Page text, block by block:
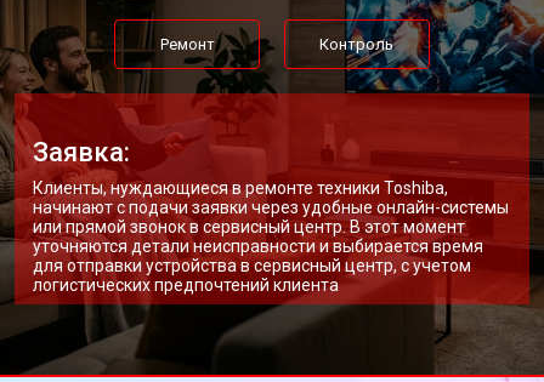
Ремонт Контроль
Заявка:
Клиенты, нуждающиеся в ремонте техники Toshiba,
начинают с подачи заявки через удобные онлайн-системы
или прямой звонок в сервисный центр. В этот момент
уточняются детали неисправности и выбирается время
для отправки устройства в сервисный центр, с учетом
логистических предпочтений клиента